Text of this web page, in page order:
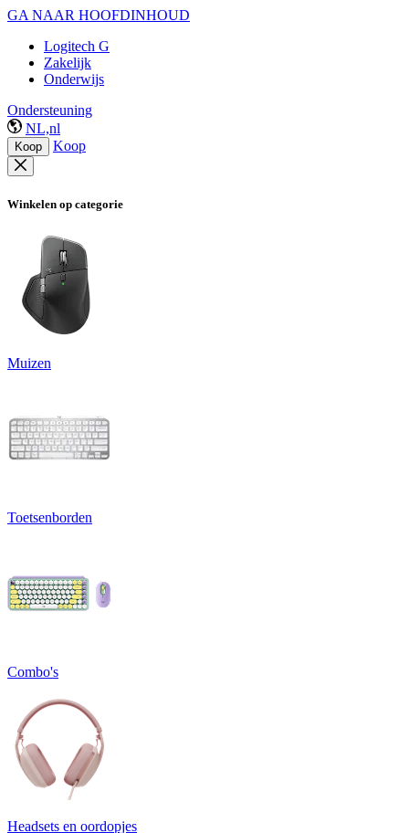
GA NAAR HOOFDINHOUD
Logitech G
Zakelijk
Onderwijs
Ondersteuning
NL,nl
Koop Koop
Winkelen op categorie
Muizen
Toetsenborden
Combo's
Headsets en oordopjes